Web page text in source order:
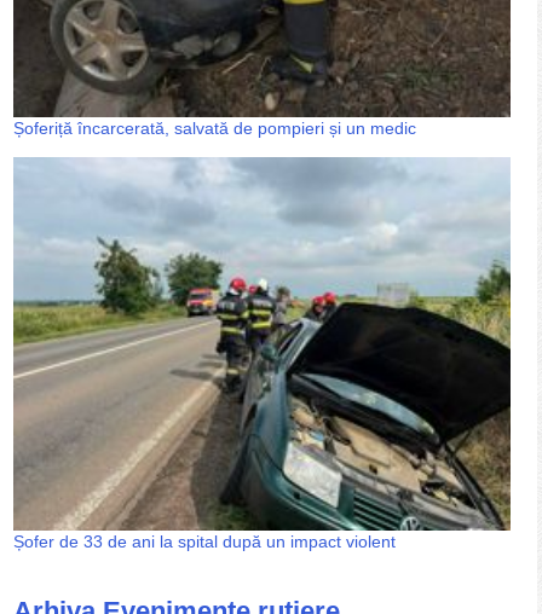
Șoferiță încarcerată, salvată de pompieri și un medic
Șofer de 33 de ani la spital după un impact violent